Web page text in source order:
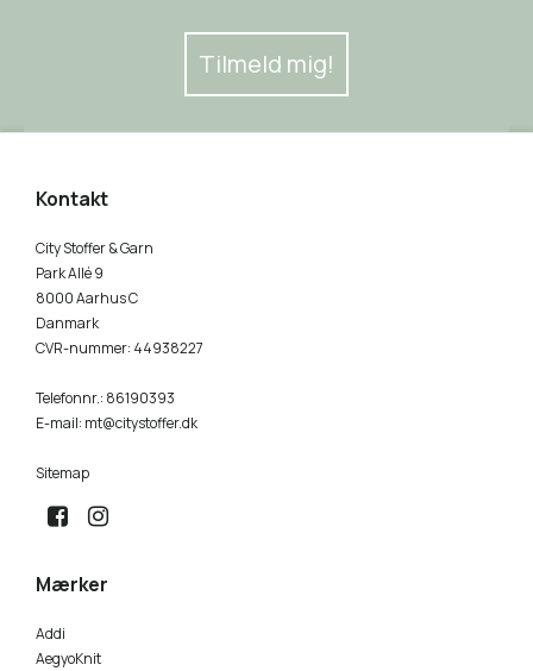
Tilmeld mig!
Kontakt
City Stoffer & Garn
Park Allé 9
8000 Aarhus C
Danmark
CVR-nummer: 44938227
Telefonnr.: 86190393
E-mail: mt@citystoffer.dk
Sitemap
Mærker
Addi
AegyoKnit